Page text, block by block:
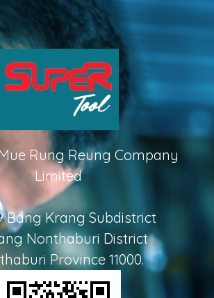
Rung Reung Company
Limited
Bang Krang Subdistrict
Nonthaburi District
Province 11000.